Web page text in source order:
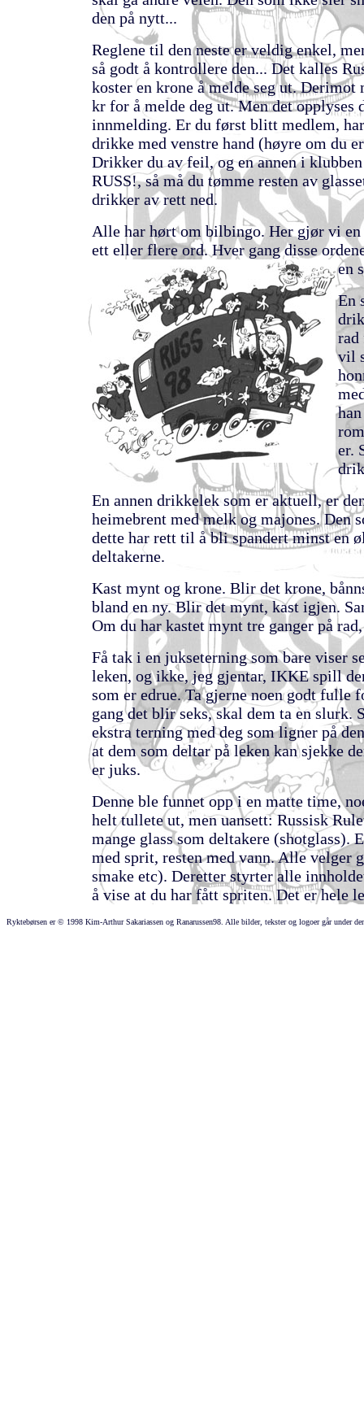
den på nytt...
Reglene til den neste er veldig enkel,
så godt å kontrollere den... Det kalles
koster en krone å melde seg ut. Derimot
kr for å melde deg ut. Men det opplyses
innmelding. Er du først blitt medlem,
drikke med venstre hand (høyre om du
Drikker du av feil, og en annen i
RUSS!, så må du tømme resten av
drikker av rett ned.
Alle har hørt om bilbingo. Her gjør vi
ett eller flere ord. Hver gang disse
en
En
rad
vil
er.
En annen drikkelek som er aktuell, er
heimebrent med melk og majones. Den
dette har rett til å bli spandert minst en
deltakerne.
Kast mynt og krone. Blir det krone,
bland en ny. Blir det mynt, kast igjen.
Om du har kastet mynt tre ganger på
Få tak i en jukseterning som bare viser
leken, og ikke, jeg gjentar, IKKE spill
som er edrue. Ta gjerne noen godt fulle
gang det blir seks, skal dem ta en slurk.
ekstra terning med deg som ligner på
at dem som deltar på leken kan sjekke
er juks.
Denne ble funnet opp i en matte time,
helt tullete ut, men uansett: Russisk
mange glass som deltakere (shotglass).
med sprit, resten med vann. Alle velger
smake etc). Deretter styrter alle
å vise at du har fått spriten. Det er hele
Ryktebørsen er © 1998 Kim-Arthur Sakariassen og Ranarussen98. Alle bilder, tekster og logoer går under